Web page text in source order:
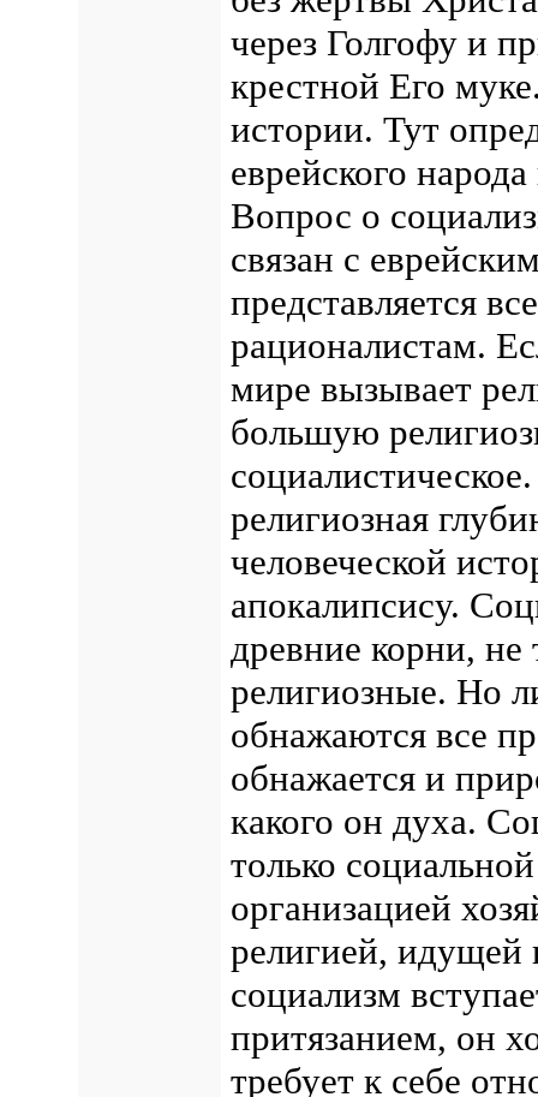
через Голгофу и
крестной Его
истории. Тут
еврейского
Вопрос о
связан с
представляется
рационалистам.
мире вызывает
большую
религиозная
человеческой
апокалипсису.
древние корни,
религиозные. Но
обнажаются все
обнажается и
какого он духа.
только
организацией
религией,
социализм
притязанием, он
требует к себе